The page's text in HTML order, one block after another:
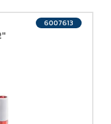
6007613